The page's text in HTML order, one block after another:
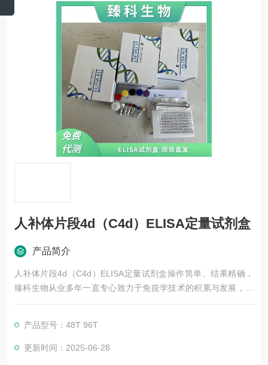
人补体片段4d（C4d）ELISA定量试剂盒
产品简介
人补体片段4d（C4d）ELISA定量试剂盒操作简单、结果精确，
臻科生物从业多年一直专心致力于免疫学技术的积累与发展，以
其优质的产品质量与专业的技术服务，赢得业内广大人士的认
作关系，共同努力合作共赢。
产品型号：48T 96T
更新时间：2025-06-28